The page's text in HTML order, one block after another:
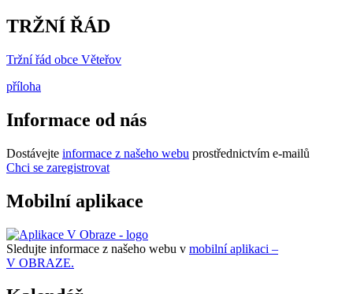
TRŽNÍ ŘÁD
Tržní řád obce Věteřov
příloha
Informace od nás
Dostávejte informace z našeho webu prostřednictvím e-mailů
Chci se zaregistrovat
Mobilní aplikace
Sledujte informace z našeho webu v mobilní aplikaci –
V OBRAZE.